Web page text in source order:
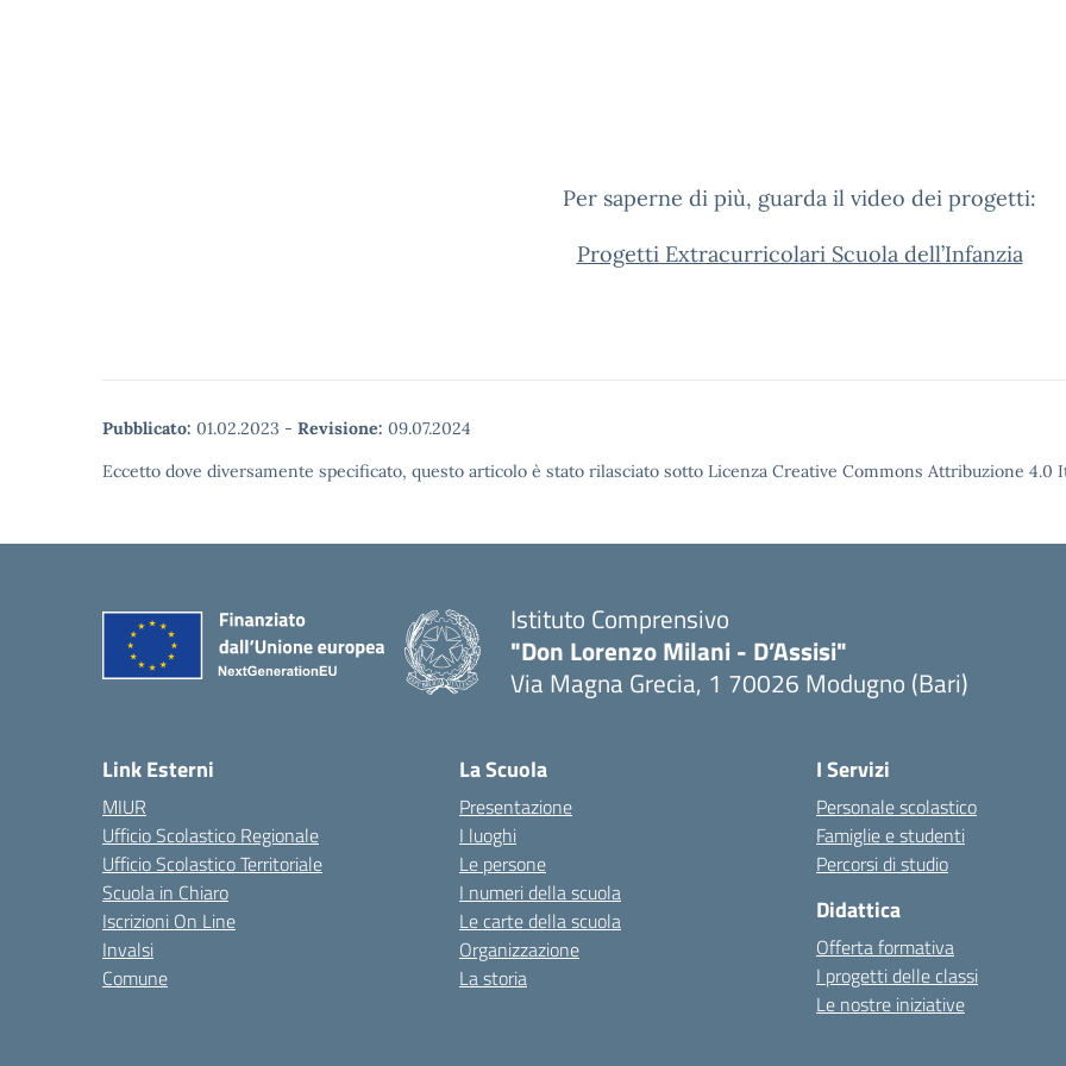
Per saperne di più, guarda il video dei progetti:
Progetti Extracurricolari Scuola dell’Infanzia
Pubblicato: 01.02.2023 - Revisione: 09.07.2024
Eccetto dove diversamente specificato, questo articolo è stato rilasciato sotto Licenza Creative Commons Attribuzione 4.0
Istituto Comprensivo
"Don Lorenzo Milani - D’Assisi"
Via Magna Grecia, 1 70026 Modugno (Bari)
Link Esterni
MIUR
Ufficio Scolastico Regionale
Ufficio Scolastico Territoriale
Scuola in Chiaro
Iscrizioni On Line
Invalsi
Comune
La Scuola
Presentazione
I luoghi
Le persone
I numeri della scuola
Le carte della scuola
Organizzazione
La storia
I Servizi
Personale scolastico
Famiglie e studenti
Percorsi di studio
Didattica
Offerta formativa
I progetti delle classi
Le nostre iniziative